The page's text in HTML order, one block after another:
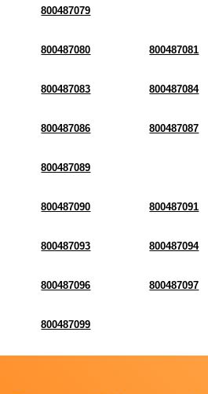
800487079
800487080 800487081
800487083 800487084
800487086 800487087
800487089
800487090 800487091
800487093 800487094
800487096 800487097
800487099